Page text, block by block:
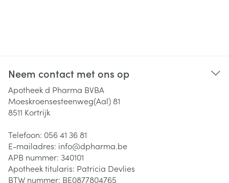
Neem contact met ons op
Apotheek d Pharma BVBA
Moeskroensesteenweg(Aal) 81
8511 Kortrijk
Telefoon: 056 41 36 81
E-mailadres: info@dpharma.be
APB nummer: 340101
Apotheek titularis: Patricia Devlies
BTW nummer: BE0877804765